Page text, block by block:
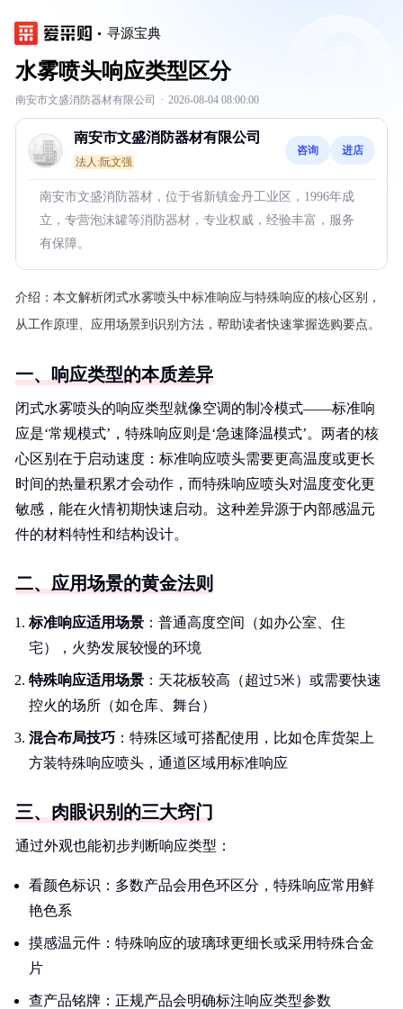
寻源宝典
水雾喷头响应类型区分
南安市文盛消防器材有限公司 · 2026-08-04 08:00:00
南安市文盛消防器材有限公司
法人:阮文强
咨询 进店
南安市文盛消防器材，位于省新镇金丹工业区，1996年成
立，专营泡沫罐等消防器材，专业权威，经验丰富，服务
有保障。
介绍： 本文解析闭式水雾喷头中标准响应与特殊响应的核心区别，
从工作原理、应用场景到识别方法，帮助读者快速掌握选购要点。
一、响应类型的本质差异
闭式水雾喷头的响应类型就像空调的制冷模式——标准响
应是‘常规模式’，特殊响应则是‘急速降温模式’。两者的核
心区别在于启动速度：标准响应喷头需要更高温度或更长
时间的热量积累才会动作，而特殊响应喷头对温度变化更
敏感，能在火情初期快速启动。这种差异源于内部感温元
件的材料特性和结构设计。
二、应用场景的黄金法则
标准响应适用场景 ：普通高度空间（如办公室、住
宅），火势发展较慢的环境
特殊响应适用场景 ：天花板较高（超过5米）或需要快速
控火的场所（如仓库、舞台）
混合布局技巧 ：特殊区域可搭配使用，比如仓库货架上
方装特殊响应喷头，通道区域用标准响应
三、肉眼识别的三大窍门
通过外观也能初步判断响应类型：
看颜色标识：多数产品会用色环区分，特殊响应常用鲜
艳色系
摸感温元件：特殊响应的玻璃球更细长或采用特殊合金
片
查产品铭牌：正规产品会明确标注响应类型参数